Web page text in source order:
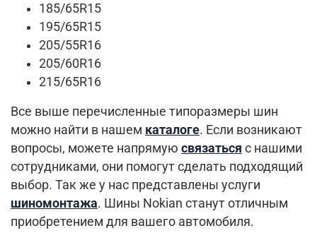
185/65R15
195/65R15
205/55R16
205/60R16
215/65R16
Все выше перечисленные типоразмеры шин
можно найти в нашем каталоге. Если возникают
вопросы, можете напрямую связаться с нашими
сотрудниками, они помогут сделать подходящий
выбор. Так же у нас представлены услуги
шиномонтажа. Шины Nokian станут отличным
приобретением для вашего автомобиля.